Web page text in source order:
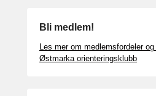
Bli medlem!
Les mer om medlemsfordeler
Østmarka orienteringsklubb